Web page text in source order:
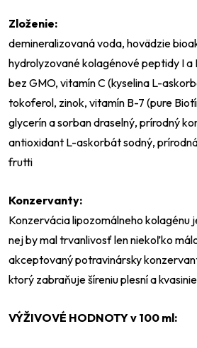
Zloženie:
demineralizovaná voda, hovädzie
hydrolyzované kolagénové peptidy I a
bez GMO, vitamín C (kyselina L-
tokoferol, zinok, vitamín B-7 (pure
glycerín a sorban draselný, prírodný
antioxidant L-askorbát sodný,
frutti
Konzervanty:
Konzervácia lipozomálneho kolagénu
nej by mal trvanlivosť len niekoľko
akceptovaný potravinársky
ktorý zabraňuje šíreniu plesní a
VÝŽIVOVÉ HODNOTY v 100 ml: